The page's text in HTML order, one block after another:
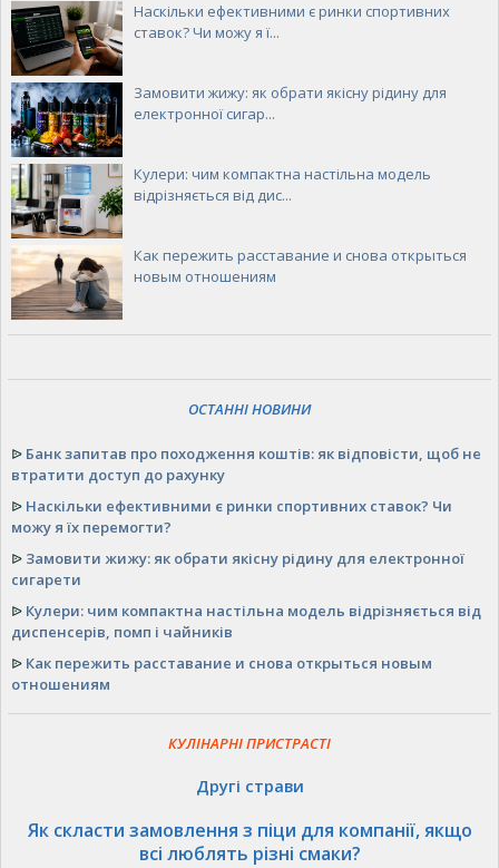
Наскільки ефективними є ринки спортивних
ставок? Чи можу я ї...
Замовити жижу: як обрати якісну рідину для
електронної сигар...
Кулери: чим компактна настільна модель
відрізняється від дис...
Как пережить расставание и снова открыться
новым отношениям
ОСТАННІ НОВИНИ
ᐉ Банк запитав про походження коштів: як відповісти, щоб не
втратити доступ до рахунку
ᐉ Наскільки ефективними є ринки спортивних ставок? Чи
можу я їх перемогти?
ᐉ Замовити жижу: як обрати якісну рідину для електронної
сигарети
ᐉ Кулери: чим компактна настільна модель відрізняється від
диспенсерів, помп і чайників
ᐉ Как пережить расставание и снова открыться новым
отношениям
КУЛІНАРНІ ПРИСТРАСТІ
Другі страви
Як скласти замовлення з піци для компанії, якщо
всі люблять різні смаки?